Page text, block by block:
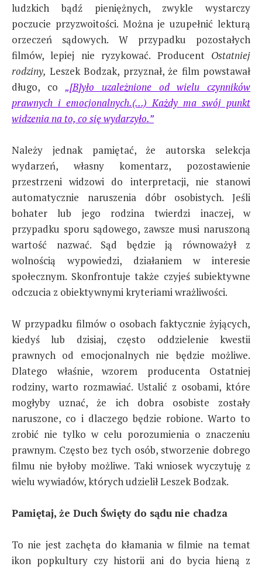
ludzkich bądź pieniężnych, zwykle wystarczy
poczucie przyzwoitości. Można je uzupełnić lekturą
orzeczeń sądowych. W przypadku pozostałych
filmów, lepiej nie ryzykować. Producent Ostatniej
rodziny, Leszek Bodzak, przyznał, że film powstawał
długo, co„[B]yło uzależnione od wielu czynników
prawnych i emocjonalnych.(…) Każdy ma swój punkt
widzenia na to, co się wydarzyło.”
Należy jednak pamiętać, że autorska selekcja
wydarzeń, własny komentarz, pozostawienie
przestrzeni widzowi do interpretacji, nie stanowi
automatycznie naruszenia dóbr osobistych. Jeśli
bohater lub jego rodzina twierdzi inaczej, w
przypadku sporu sądowego, zawsze musi naruszoną
wartość nazwać. Sąd będzie ją równoważył z
wolnością wypowiedzi, działaniem w interesie
społecznym. Skonfrontuje także czyjeś subiektywne
odczucia z obiektywnymi kryteriami wrażliwości.
W przypadku filmów o osobach faktycznie żyjących,
kiedyś lub dzisiaj, często oddzielenie kwestii
prawnych od emocjonalnych nie będzie możliwe.
Dlatego właśnie, wzorem producenta Ostatniej
rodziny, warto rozmawiać. Ustalić z osobami, które
mogłyby uznać, że ich dobra osobiste zostały
naruszone, co i dlaczego będzie robione. Warto to
zrobić nie tylko w celu porozumienia o znaczeniu
prawnym. Często bez tych osób, stworzenie dobrego
filmu nie byłoby możliwe. Taki wniosek wyczytuję z
wielu wywiadów, których udzielił Leszek Bodzak.
Pamiętaj, że Duch Święty do sądu nie chadza
To nie jest zachęta do kłamania w filmie na temat
ikon popkultury czy historii ani do bycia hieną z